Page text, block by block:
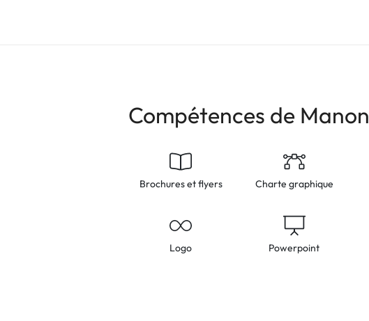
Compétences de Manon
Brochures et flyers Charte graphique
Logo Powerpoint